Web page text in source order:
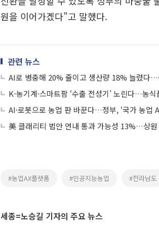
원을 이어가겠다”고 말했다.
관련 뉴스
AI로 병충해 20% 줄이고 생산량 18% 늘렸다…
K-농기계·스마트팜 ‘수출 전성기’ 노린다…농
AI·로봇으로 농업 판 바꾼다…정부, ‘국가 농업
美 클래리티 법안 연내 통과 가능성 13%…상원
#농업AX플랫폼 #인공지능농업 #전라남도
세종=노승길 기자의 주요 뉴스